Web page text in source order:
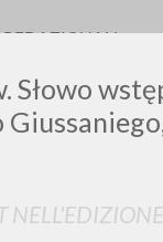
Słowo
REDAZIONALI
0